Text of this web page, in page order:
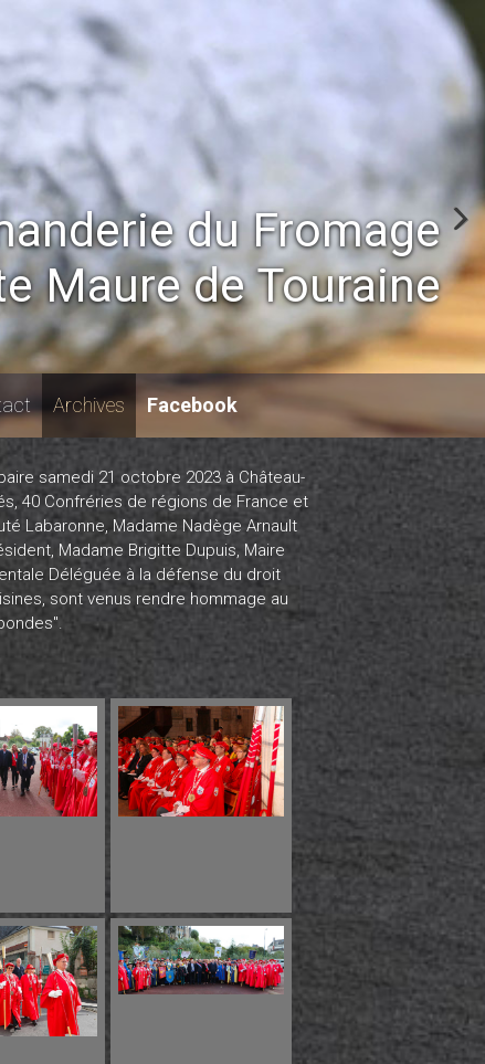
du Fromage
Maure de Touraine
Archives Facebook
samedi 21 octobre 2023 à Château-
40 Confréries de régions de France et
Labaronne, Madame Nadège Arnault
Madame Brigitte Dupuis, Maire
Déléguée à la défense du droit
sont venus rendre hommage au